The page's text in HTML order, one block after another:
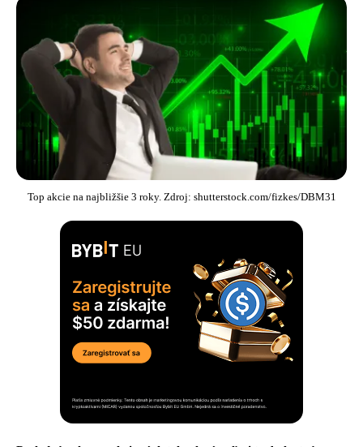
Top akcie na najbližšie 3 roky. Zdroj: shutterstock.com/fizkes/DBM31